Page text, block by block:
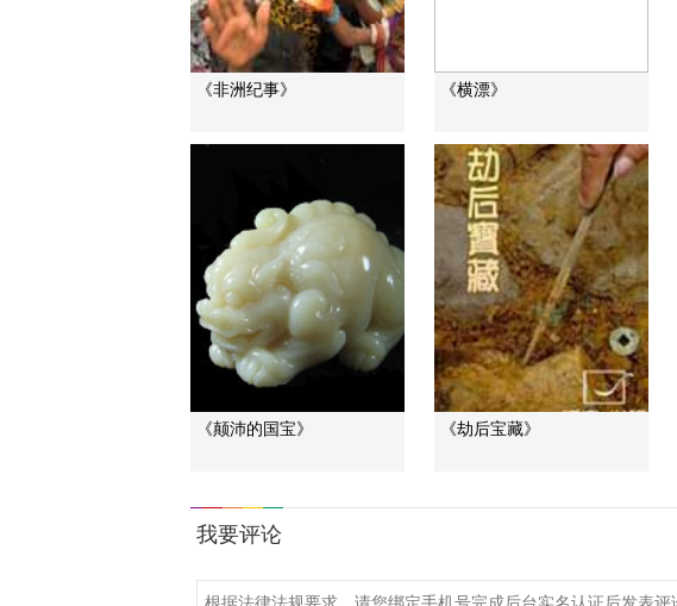
《非洲纪事》 《横漂》
《颠沛的国宝》 《劫后宝藏》